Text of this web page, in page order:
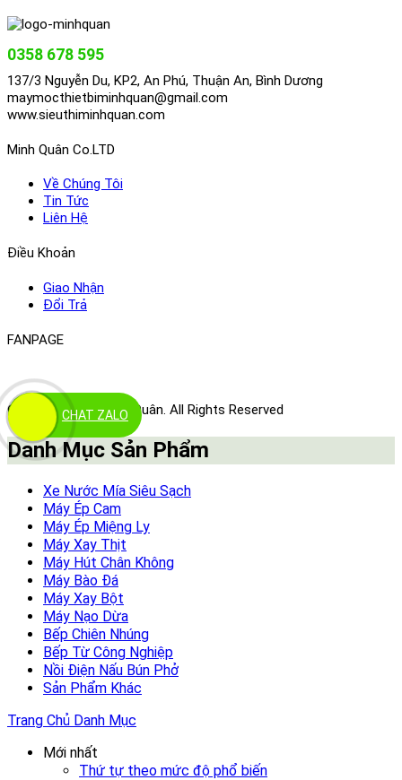
CHAT ZALO
0358 678 595
137/3 Nguyễn Du, KP2, An Phú, Thuận An, Bình Dương
maymocthietbiminhquan@gmail.com
www.sieuthiminhquan.com
Minh Quân Co.LTD
Về Chúng Tôi
Tin Tức
Liên Hệ
Điều Khoản
Giao Nhận
Đổi Trả
FANPAGE
©2020 Siêu Thị Minh Quân. All Rights Reserved
Danh Mục Sản Phẩm
Xe Nước Mía Siêu Sạch
Máy Ép Cam
Máy Ép Miệng Ly
Máy Xay Thịt
Máy Hút Chân Không
Máy Bào Đá
Máy Xay Bột
Máy Nạo Dừa
Bếp Chiên Nhúng
Bếp Từ Công Nghiệp
Nồi Điện Nấu Bún Phở
Sản Phẩm Khác
Trang Chủ Danh Mục
Mới nhất
Thứ tự theo mức độ phổ biến